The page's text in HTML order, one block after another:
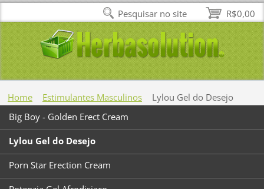
Home Estimulantes Masculinos
Lylou Gel do Desejo
Big Boy - Golden Erect Cream
Lylou Gel do Desejo
Porn Star Erection Cream
R$0,00
Pesquisar no site